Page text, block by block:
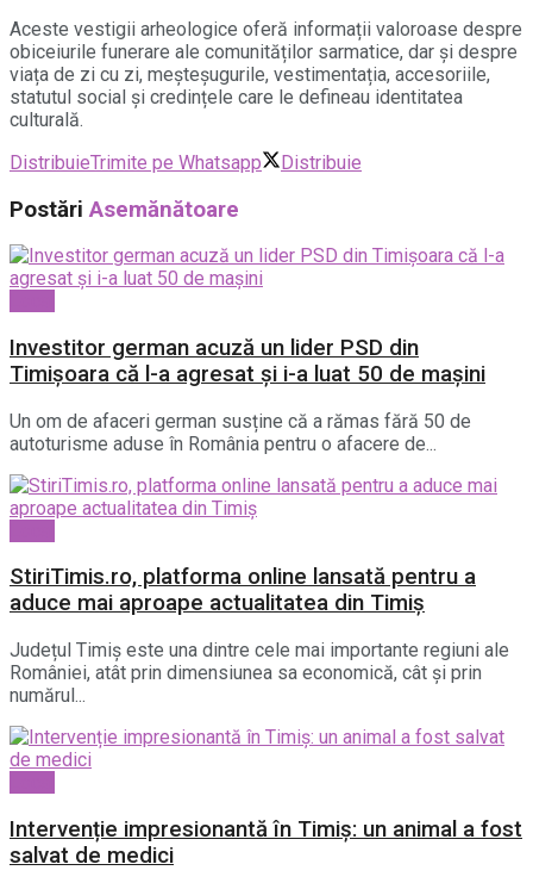
Aceste vestigii arheologice oferă informații valoroase despre
obiceiurile funerare ale comunităților sarmatice, dar și despre
viața de zi cu zi, meșteșugurile, vestimentația, accesoriile,
statutul social și credințele care le defineau identitatea
culturală.
DistribuieTrimite pe Whatsapp Distribuie
PostăriAsemănătoare
Investitor german acuză un lider PSD din
Timișoara că l-a agresat și i-a luat 50 de mașini
Un om de afaceri german susține că a rămas fără 50 de
autoturisme aduse în România pentru o afacere de...
StiriTimis.ro, platforma online lansată pentru a
aduce mai aproape actualitatea din Timiș
Județul Timiș este una dintre cele mai importante regiuni ale
României, atât prin dimensiunea sa economică, cât și prin
numărul...
Intervenție impresionantă în Timiș: un animal a fost
salvat de medici